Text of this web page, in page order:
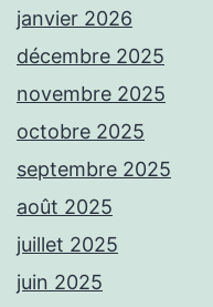
janvier 2026
décembre 2025
novembre 2025
octobre 2025
septembre 2025
août 2025
juillet 2025
juin 2025